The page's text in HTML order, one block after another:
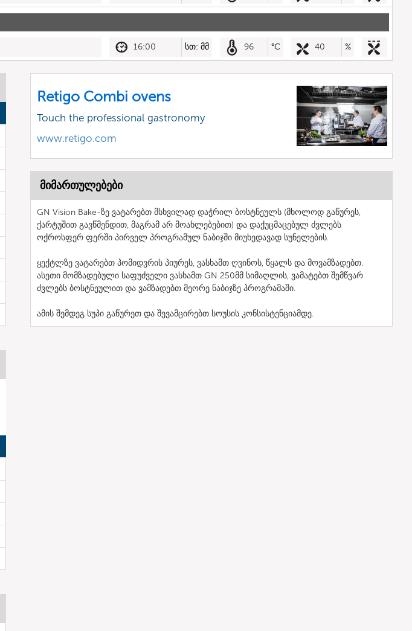
16:00 სთ: მმ 96 °C 40 %
Retigo Combi ovens
Touch the professional gastronomy
www.retigo.com
მიმართულებები
GN Vision Bake-ზე ვატარებთ მსხვილად დაჭრილ ბოსტნეულს (მხოლოდ გაწურეს,
ქარტუშით გავწმენდით, მაგრამ არ მოახლებებით) და დაქუცმაცებულ ძვლებს
ოქროსფერ ფერში პირველ პროგრამულ ნაბიჯში მიუხედავად სუნელების.
ყექტლზე ვატარებთ პომიდვრის პიურეს, ვასხამთ ღვინოს, წყალს და მოვამზადებთ.
ასეთი მომზადებული საფუძველი ვასხამთ GN 250მმ სიმაღლის, ვამატებთ შემწვარ
ძვლებს ბოსტნეულით და ვამზადებთ მეორე ნაბიჯზე პროგრამაში.
ამის შემდეგ სუპი გაწურეთ და შევამცირებთ სოუსის კონსისტენციამდე.